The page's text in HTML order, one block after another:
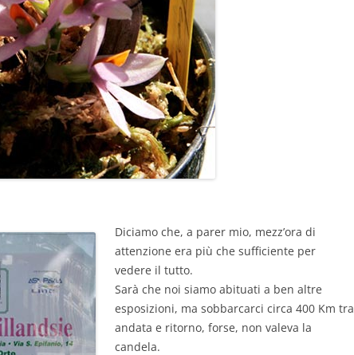
Diciamo che, a parer mio, mezz’ora di
attenzione era più che sufficiente per
vedere il tutto.
Sarà che noi siamo abituati a ben altre
esposizioni, ma sobbarcarci circa 400 Km tra
andata e ritorno, forse, non valeva la
candela.